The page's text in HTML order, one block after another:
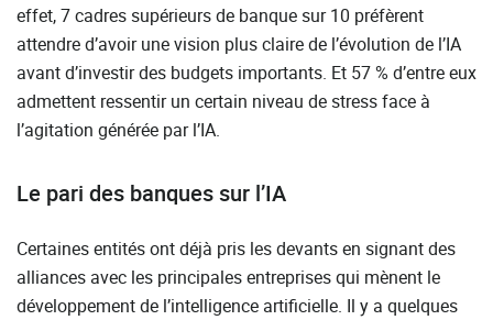
effet, 7 cadres supérieurs de banque sur 10 préfèrent
attendre d’avoir une vision plus claire de l’évolution de l’IA
avant d’investir des budgets importants. Et 57 % d’entre eux
admettent ressentir un certain niveau de stress face à
l’agitation générée par l’IA.
Le pari des banques sur l’IA
Certaines entités ont déjà pris les devants en signant des
alliances avec les principales entreprises qui mènent le
développement de l’intelligence artificielle. Il y a quelques